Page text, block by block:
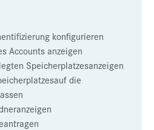
konfigurieren
Accounts anzeigen
Speicherplatzesanzeigen
die